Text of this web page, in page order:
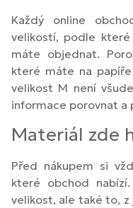
Každý online
velikostí, podle
máte objednat.
které máte na
velikost M není
informace porovnat
Materiál zde
Před nákupem si
které obchod
velikost, ale také to, z